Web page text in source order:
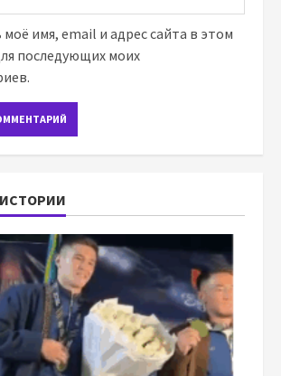
имя, email и адрес сайта в этом
последующих моих